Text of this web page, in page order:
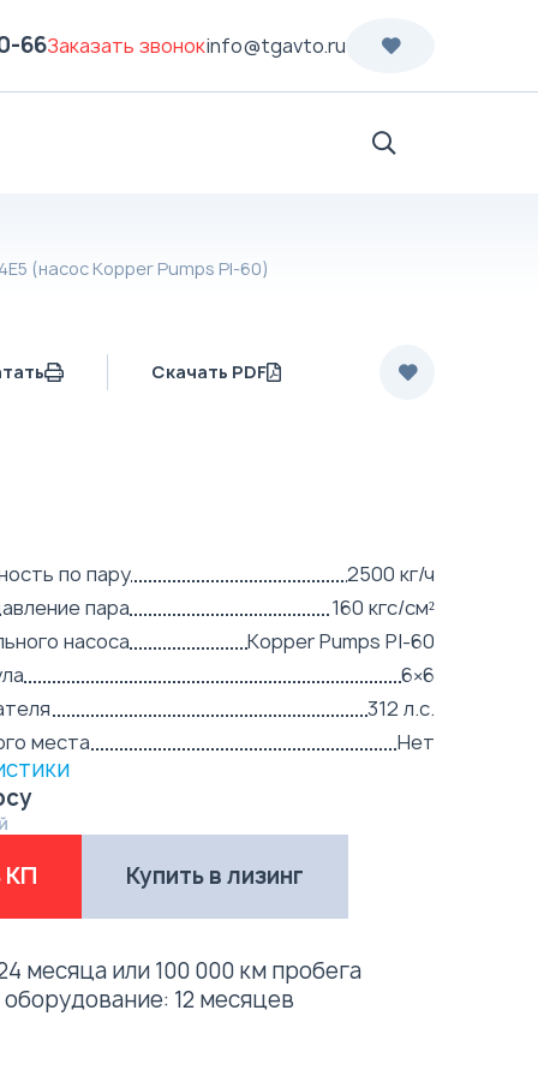
66Заказать звонокinfo@tgavto.ru
(насос Kopper Pumps PI-60)
Скачать PDF
по пару
2500 кг/ч
пара
160 кгс/см²
насоса
Kopper Pumps PI-60
6×6
312 л.с.
места
Нет
КП Купить в лизинг
месяца или 100 000 км пробега
12 месяцев